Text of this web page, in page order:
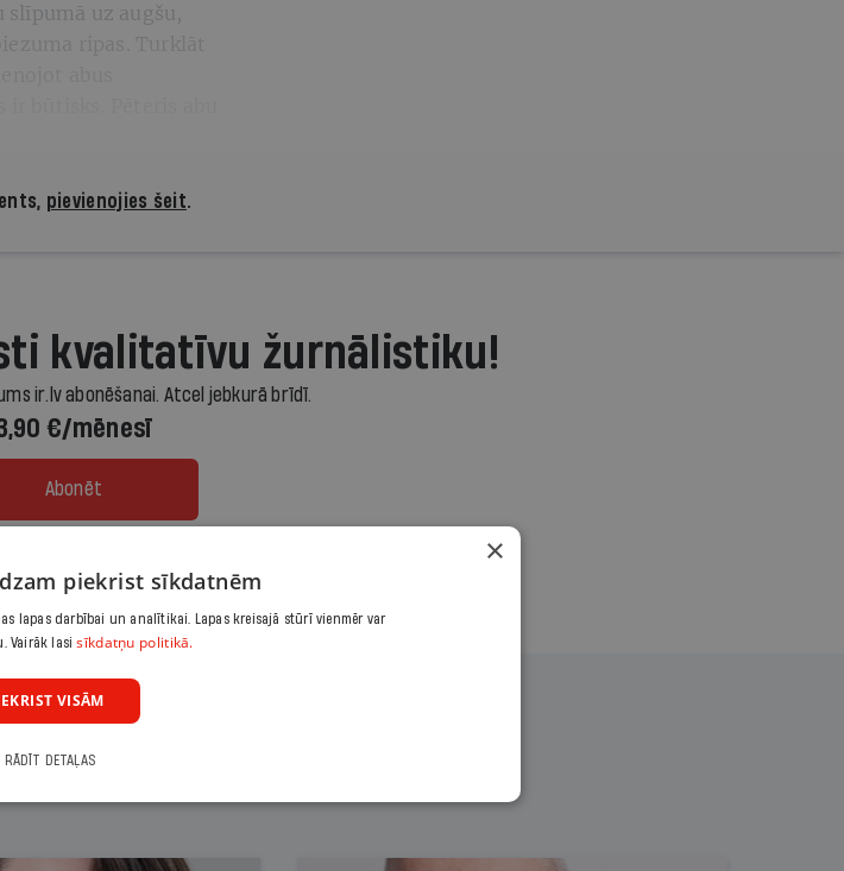
uz augšu,
ripas. Turklāt
pievienojies šeit.
kvalitatīvu žurnālistiku!
ir.lv abonēšanai. Atcel jebkurā brīdī.
€/mēnesī
Abonēt
×
piekrist sīkdatnēm
lapas darbībai un analītikai. Lapas kreisajā stūrī vienmēr var
Vairāk lasisīkdatņu politikā.
VISĀM
RĀDĪT DETAĻAS